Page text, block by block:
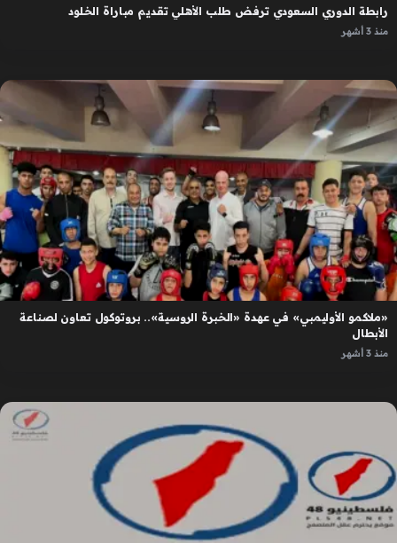
رابطة الدوري السعودي ترفض طلب الأهلي تقديم مباراة الخلود
منذ 3 أشهر
«ملاكمو الأوليمبي» في عهدة «الخبرة الروسية».. بروتوكول تعاون لصناعة
الأبطال
منذ 3 أشهر